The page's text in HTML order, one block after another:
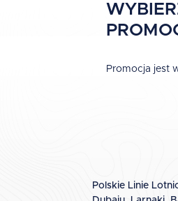
Promocja jest
Polskie Linie